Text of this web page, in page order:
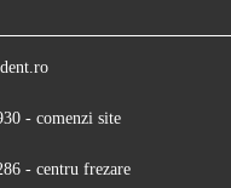
- comenzi site
- centru frezare